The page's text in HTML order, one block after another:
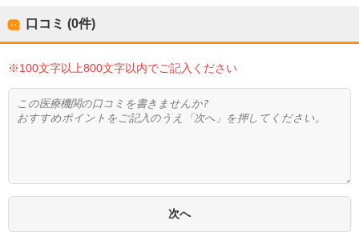
口コミ (0件)
※100文字以上800文字以内でご記入ください